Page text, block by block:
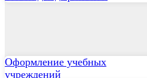
Оформление учебных
учреждений